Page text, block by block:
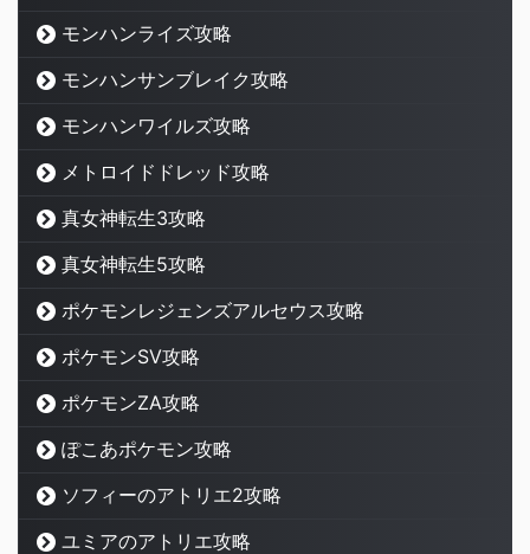
モンハンライズ攻略
モンハンサンブレイク攻略
モンハンワイルズ攻略
メトロイドドレッド攻略
真女神転生3攻略
真女神転生5攻略
ポケモンレジェンズアルセウス攻略
ポケモンSV攻略
ポケモンZA攻略
ぽこあポケモン攻略
ソフィーのアトリエ2攻略
ユミアのアトリエ攻略